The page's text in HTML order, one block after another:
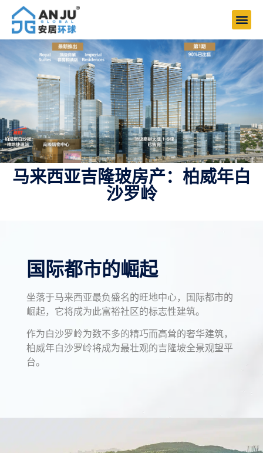
马来西亚吉隆玻房产：柏威年白
沙罗岭
国际都市的崛起
坐落于马来西亚最负盛名的旺地中心，国际都市的
崛起，它将成为此富裕社区的标志性建筑。
作为白沙罗岭为数不多的精巧而高耸的奢华建筑，
柏威年白沙罗岭将成为最壮观的吉隆坡全景观望平
台。